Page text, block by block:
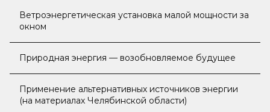
Ветроэнергетическая установка малой мощности за
окном
Природная энергия — возобновляемое будущее
Применение альтернативных источников энергии
(на материалах Челябинской области)